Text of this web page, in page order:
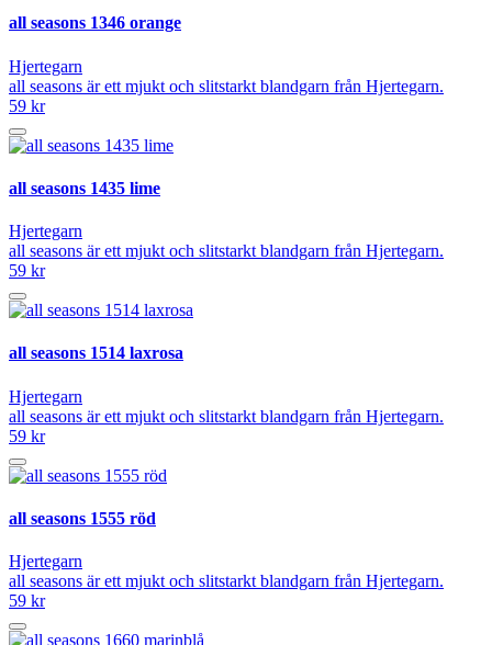
all seasons 1346 orange
Hjertegarn
all seasons är ett mjukt och slitstarkt blandgarn från Hjertegarn.
59 kr
all seasons 1435 lime
Hjertegarn
all seasons är ett mjukt och slitstarkt blandgarn från Hjertegarn.
59 kr
all seasons 1514 laxrosa
Hjertegarn
all seasons är ett mjukt och slitstarkt blandgarn från Hjertegarn.
59 kr
all seasons 1555 röd
Hjertegarn
all seasons är ett mjukt och slitstarkt blandgarn från Hjertegarn.
59 kr